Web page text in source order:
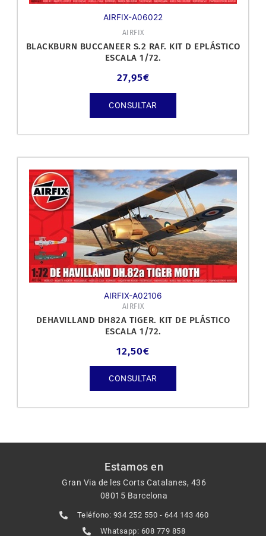
AIRFIX-A06022
AIRFIX
BLACKBURN BUCCANEER S.2 RAF. KIT D EPLÁSTICO
ESCALA 1/72.
27,95€
CONSULTAR
AIRFIX-A02106
AIRFIX
DEHAVILLAND DH82A TIGER. KIT DE PLÁSTICO
ESCALA 1/72.
12,50€
CONSULTAR
Estamos en
Gran Via de les Corts Catalanes, 436
08015 Barcelona
Teléfono: 934 252 550 - 644 143 460
Whatsapp: 608 779 858